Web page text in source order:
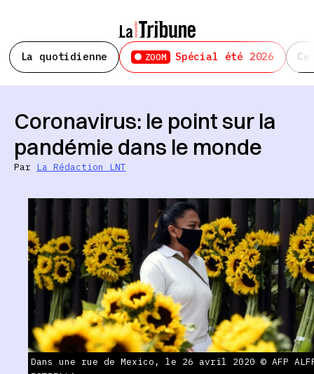
La quotidienne ZOOM Spécial été 2026
Coronavirus: le point sur la
pandémie dans le monde
Par La Rédaction LNT
Dans une rue de Mexico, le 26 avril 2020 © AFP